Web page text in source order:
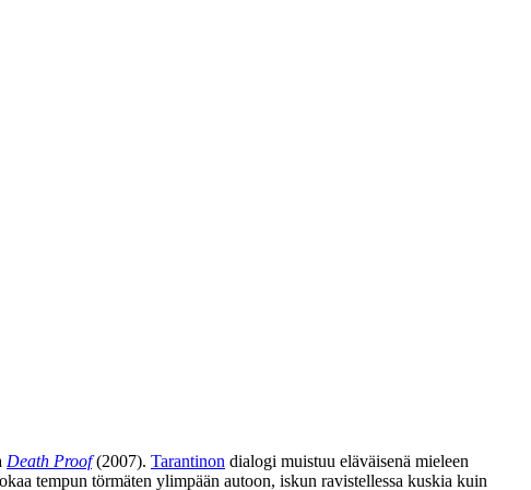
Death Proof(2007). Tarantinon dialogi muistuu eläväisenä mieleen
tempun törmäten ylimpään autoon, iskun ravistellessa kuskia kuin